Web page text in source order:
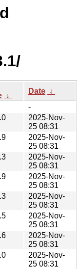
↓
Date ↓
-
2025-Nov-
25 08:31
2025-Nov-
25 08:31
2025-Nov-
25 08:31
2025-Nov-
25 08:31
2025-Nov-
25 08:31
2025-Nov-
25 08:31
2025-Nov-
25 08:31
2025-Nov-
25 08:31